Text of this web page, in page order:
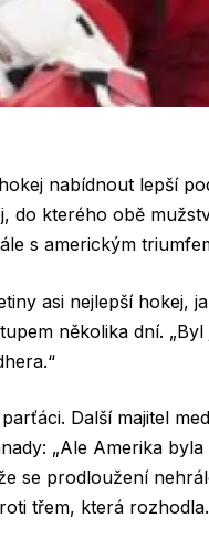
nabídnout lepší
do kterého obě
s americkým
asi nejlepší hokej,
několika dní.
Další majitel
„Ale Amerika
se prodloužení
třem, která rozhodla.